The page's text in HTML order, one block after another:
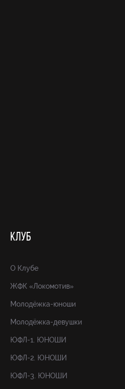
КЛУБ
О Клубе
ЖФК «Локомотив»
Молодёжка-юноши
Молодёжка-девушки
ЮФЛ-1. ЮНОШИ
ЮФЛ-2. ЮНОШИ
ЮФЛ-3. ЮНОШИ